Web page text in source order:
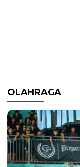
OLAHRAGA